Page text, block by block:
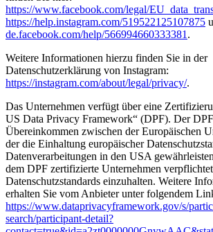
https://www.facebook.com/legal/
https://help.instagram.com/519522125107875
de.facebook.com/help/566994660333381 .
Weitere Informationen hierzu finden Sie in der
Datenschutzerklärung von Instagram:
https://instagram.com/about/legal/privacy/.
Das Unternehmen verfügt über eine
US Data Privacy Framework“ (DPF). Der
Übereinkommen zwischen der Europäischen
der die Einhaltung europäischer
Datenverarbeitungen in den USA
dem DPF zertifizierte Unternehmen
Datenschutzstandards einzuhalten. Weitere
erhalten Sie vom Anbieter unter folgendem
https://www.dataprivacyframework.gov/s/
search/participant-detail?